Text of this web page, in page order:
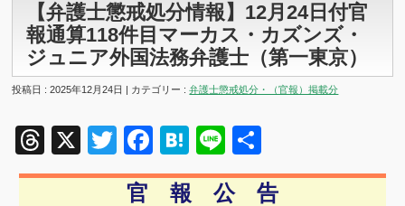
【弁護士懲戒処分情報】12月24日付官
報通算118件目マーカス・カズンズ・
ジュニア外国法務弁護士（第一東京）
投稿日 : 2025年12月24日 | カテゴリー :弁護士懲戒処分・（官報）掲載分
Threads
X TwitterFacebook
Hatena
Line
有
官 報 公 告